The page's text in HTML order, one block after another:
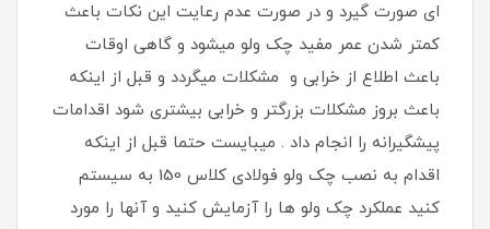
ای صورت گیرد و در صورت عدم رعایت این نکات باعث
کمتر شدن عمر مفید چک ولو میشود و گاهی اوقات
باعث اطلاع از خرابی و مشکلات میگردد و قبل از اینکه
باعث بروز مشکلات بزرگتر و خرابی بیشتری شود اقدامات
پیشگیرانه را انجام داد . میبایست حتما قبل از اینکه
اقدام به نصب چک ولو فولادی کلاس 150 به سیستم
کنید عملکرد چک ولو ها را آزمایش کنید و آنها را مورد